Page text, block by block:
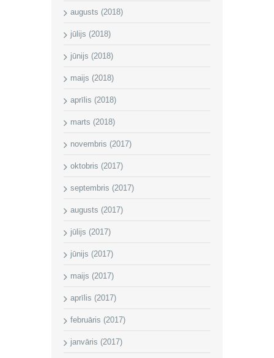
augusts (2018)
jūlijs (2018)
jūnijs (2018)
maijs (2018)
aprīlis (2018)
marts (2018)
novembris (2017)
oktobris (2017)
septembris (2017)
augusts (2017)
jūlijs (2017)
jūnijs (2017)
maijs (2017)
aprīlis (2017)
februāris (2017)
janvāris (2017)